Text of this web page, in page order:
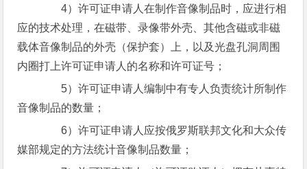
4）许可证申请人在制作音像制品时，应进行相
应的技术处理，在磁带、录像带外壳、其他含磁或非磁
载体音像制品的外壳（保护套）上，以及光盘孔洞周围
内圈打上许可证申请人的名称和许可证号；
5）许可证申请人编制中有专人负责统计所制作
音像制品的数量；
6）许可证申请人应按俄罗斯联邦文化和大众传
媒部规定的方法统计音像制品数量；